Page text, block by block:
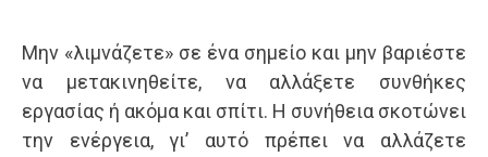
Μην «λιμνάζετε» σε ένα σημείο και μην βαριέστε
να μετακινηθείτε, να αλλάξετε συνθήκες
εργασίας ή ακόμα και σπίτι. Η συνήθεια σκοτώνει
την ενέργεια, γι’ αυτό πρέπει να αλλάζετε